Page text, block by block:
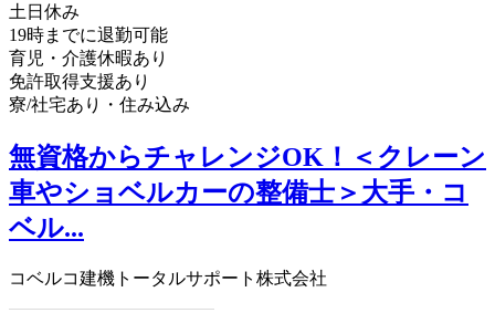
土日休み
19時までに退勤可能
育児・介護休暇あり
免許取得支援あり
寮/社宅あり・住み込み
無資格からチャレンジOK！＜クレーン
車やショベルカーの整備士＞大手・コ
ベル...
コベルコ建機トータルサポート株式会社